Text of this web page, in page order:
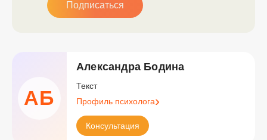
Подписаться
АБ
Александра Бодина
Текст
Профиль психолога
Консультация